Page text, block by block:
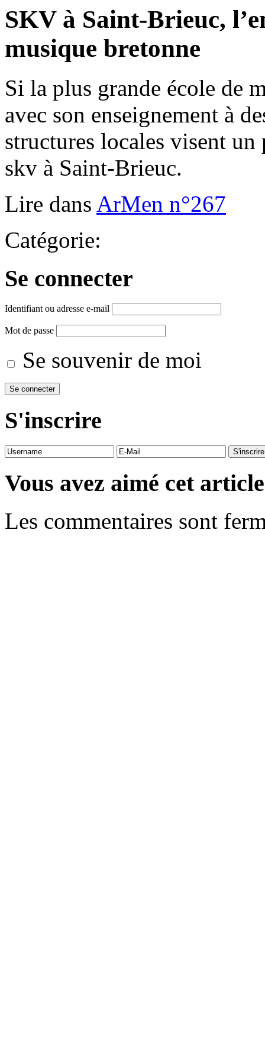
SKV à Saint-Brieuc,
musique bretonne
Si la plus grande école de
avec son enseignement à
structures locales visent
skv à Saint-Brieuc.
Lire dans ArMen n°267
Catégorie:
Se connecter
Identifiant ou adresse e-mail
Mot de passe
Se souvenir de moi
S'inscrire
Vous avez aimé cet
Les commentaires sont